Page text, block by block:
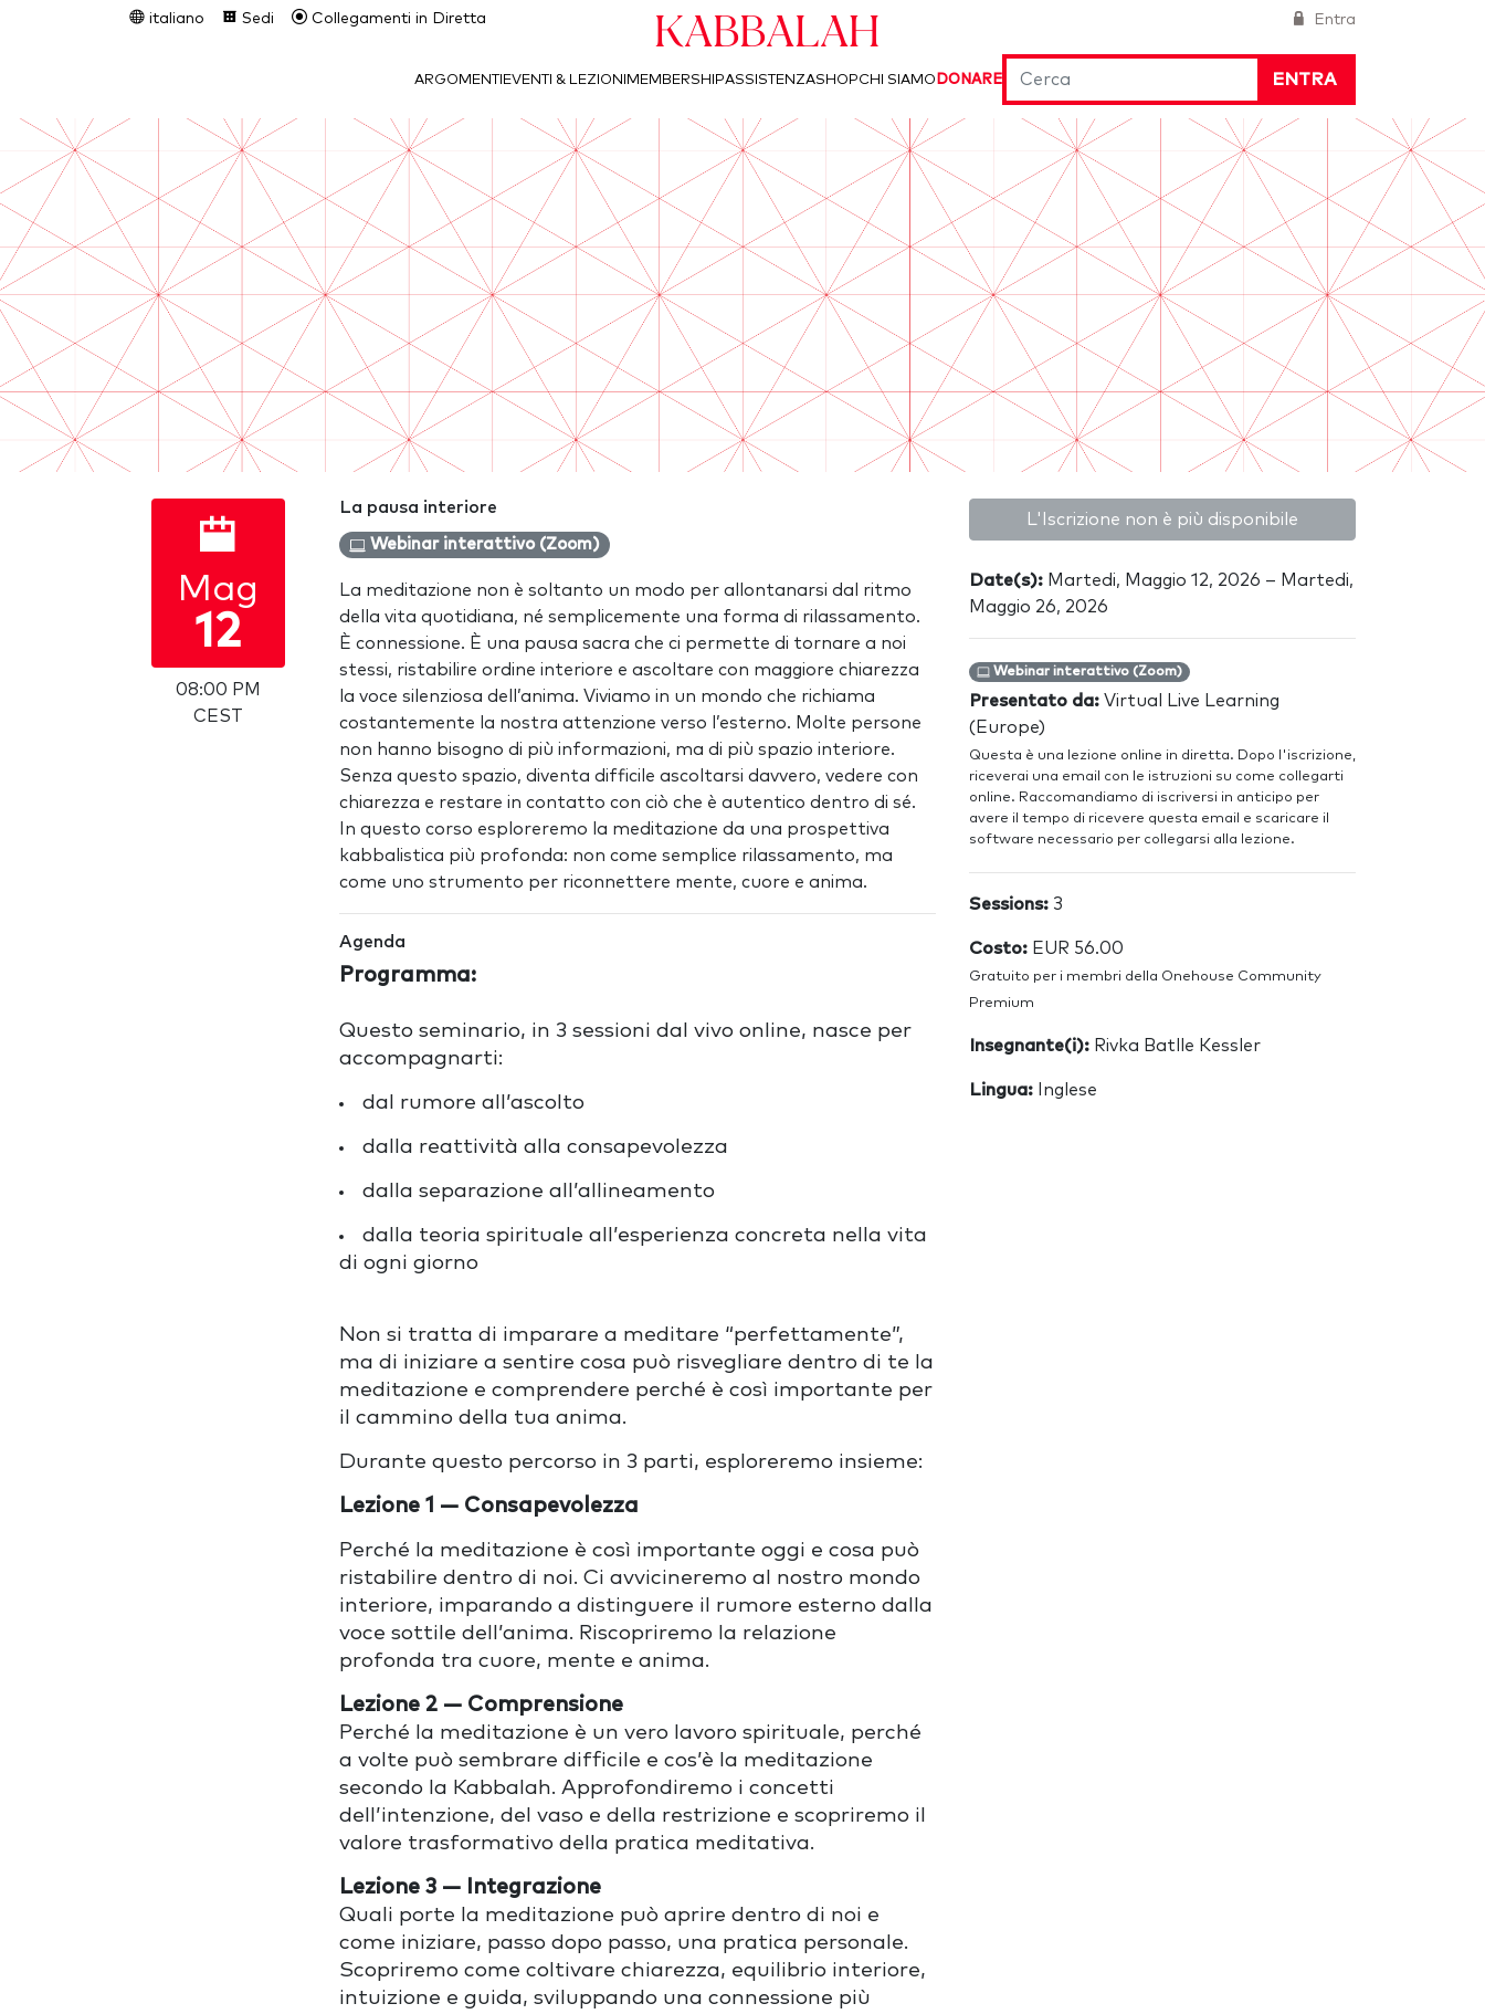
Entra
italiano Sedi Collegamenti in Diretta Kabbalah
ENTRA
ARGOMENTI EVENTI & LEZIONI MEMBERSHIPASSISTENZASHOPCHI SIAMO DONARE
Mag
12
08:00 PM
CEST
La pausa interiore
Webinar interattivo (Zoom)
La meditazione non è soltanto un modo per allontanarsi dal ritmo
della vita quotidiana, né semplicemente una forma di rilassamento.
È connessione. È una pausa sacra che ci permette di tornare a noi
stessi, ristabilire ordine interiore e ascoltare con maggiore chiarezza
la voce silenziosa dell’anima. Viviamo in un mondo che richiama
costantemente la nostra attenzione verso l’esterno. Molte persone
non hanno bisogno di più informazioni, ma di più spazio interiore.
Senza questo spazio, diventa difficile ascoltarsi davvero, vedere con
chiarezza e restare in contatto con ciò che è autentico dentro di sé.
In questo corso esploreremo la meditazione da una prospettiva
kabbalistica più profonda: non come semplice rilassamento, ma
come uno strumento per riconnettere mente, cuore e anima.
Agenda
Programma:
Questo seminario, in 3 sessioni dal vivo online, nasce per
accompagnarti:
dal rumore all ’ascolto
dalla reattività alla consapevolezza
dalla separazione all ’allineamento
dalla teoria spirituale all ’esperienza concreta nella vita
di ogni giorno
Non si tratta di imparare a meditare “perfettamente”,
ma di iniziare a sentire cosa può risvegliare dentro di te la
meditazione e comprendere perché è così importante per
il cammino della tua anima.
Durante questo percorso in 3 parti, esploreremo insieme:
Lezione 1 — Consapevolezza
Perché la meditazione è così importante oggi e cosa può
ristabilire dentro di noi. Ci avvicineremo al nostro mondo
interiore, imparando a distinguere il rumore esterno dalla
voce sottile dell ’anima. Riscopriremo la relazione
profonda tra cuore, mente e anima.
Lezione 2 — Comprensione
Perché la meditazione è un vero lavoro spirituale, perché
a volte può sembrare difficile e cos’è la meditazione
secondo la Kabbalah. Approfondiremo i concetti
dell ’intenzione, del vaso e della restrizione e scopriremo il
valore trasformativo della pratica meditativa.
Lezione 3 —
Integrazione
Quali porte la meditazione può aprire dentro di noi e
come iniziare, passo dopo passo, una pratica personale.
Scopriremo come coltivare chiarezza, equilibrio interiore,
intuizione e guida, sviluppando una connessione più
L'Iscrizione non è più disponibile
Date(s): Martedi, Maggio 12, 2026 – Martedi,
Maggio 26, 2026
Webinar interattivo (Zoom)
Presentato da: Virtual Live Learning
(Europe)
Questa è una lezione online in diretta. Dopo l'iscrizione,
riceverai una email con le istruzioni su come collegarti
online. Raccomandiamo di iscriversi in anticipo per
avere il tempo di ricevere questa email e scaricare il
software necessario per collegarsi alla lezione.
Sessions: 3
Costo: EUR 56.00
Gratuito per i membri della Onehouse Community
Premium
Insegnante(i): Rivka Batlle Kessler
Lingua: Inglese